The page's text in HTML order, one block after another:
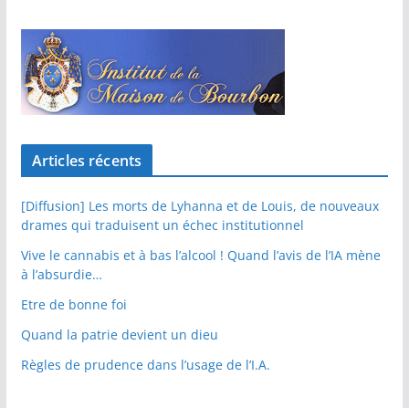
Articles récents
[Diffusion] Les morts de Lyhanna et de Louis, de nouveaux
drames qui traduisent un échec institutionnel
Vive le cannabis et à bas l’alcool ! Quand l’avis de l’IA mène
à l’absurdie…
Etre de bonne foi
Quand la patrie devient un dieu
Règles de prudence dans l’usage de l’I.A.